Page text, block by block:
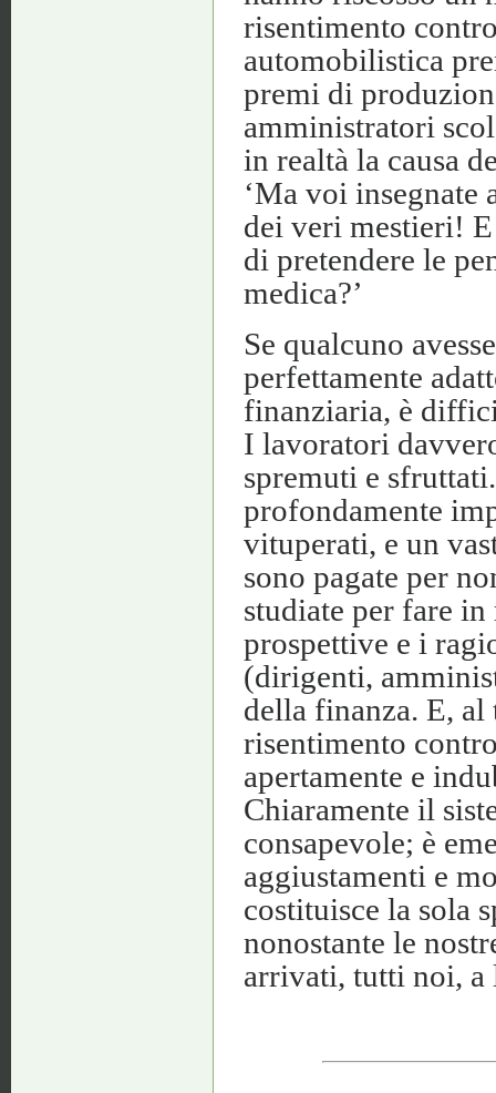
risentimento
automobilistica
premi di
amministratori
in realtà la causa
‘Ma voi
dei veri mestieri! E
di pretendere le
medica?’
Se qualcuno
perfettamente
finanziaria, è
I lavoratori
spremuti e
profondamente
vituperati, e un
sono pagate per
studiate per fare
prospettive e i
(dirigenti,
della finanza. E, al
risentimento
apertamente e
Chiaramente il
consapevole; è
aggiustamenti e
costituisce la sola
nonostante le
arrivati, tutti noi, a